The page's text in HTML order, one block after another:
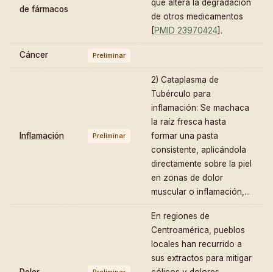
de fármacos
que altera la degradación
de otros medicamentos
[PMID 23970424].
Cáncer Preliminar
Inflamación Preliminar
2) Cataplasma de
Tubérculo para
inflamación: Se machaca
la raíz fresca hasta
formar una pasta
consistente, aplicándola
directamente sobre la piel
en zonas de dolor
muscular o inflamación,...
En regiones de
Centroamérica, pueblos
locales han recurrido a
sus extractos para mitigar